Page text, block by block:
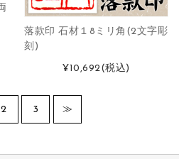
落款印 石材１8ミリ角(2文字彫
刻)
¥10,692(税込)
2 3 ≫